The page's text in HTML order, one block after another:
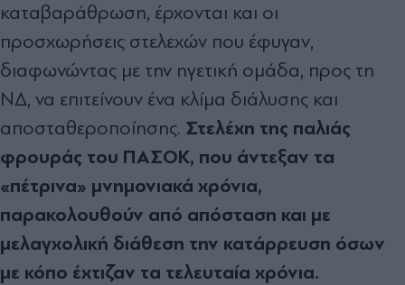
καταβαράθρωση, έρχονται και οι
προσχωρήσεις στελεχών που έφυγαν,
διαφωνώντας με την ηγετική ομάδα, προς τη
ΝΔ, να επιτείνουν ένα κλίμα διάλυσης και
αποσταθεροποίησης. Στελέχη της παλιάς
φρουράς του ΠΑΣΟΚ, που άντεξαν τα
«πέτρινα» μνημονιακά χρόνια,
παρακολουθούν από απόσταση και με
μελαγχολική διάθεση την κατάρρευση όσων
με κόπο έχτιζαν τα τελευταία χρόνια.